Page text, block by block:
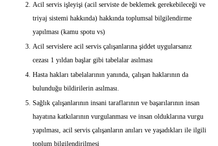
Acil servis işleyişi (acil serviste de beklemek gerekebileceği ve
triyaj sistemi hakkında) hakkında toplumsal bilgilendirme
yapılması (kamu spotu vs)
Acil servislere acil servis çalışanlarına şiddet uygularsanız
cezası 1 yıldan başlar gibi tabelalar asılması
Hasta hakları tabelalarının yanında, çalışan haklarının da
bulunduğu bildirilerin asılması.
Sağlık çalışanlarının insani taraflarının ve başarılarının insan
hayatına katkılarının vurgulanması ve insan olduklarına vurgu
yapılması, acil servis çalışanların anıları ve yaşadıkları ile ilgili
toplum bilgilendirilmesi